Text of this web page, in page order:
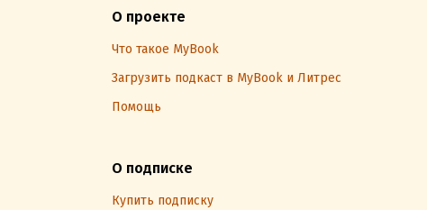
О проекте
Что такое MyBook
Загрузить подкаст в MyBook и Литрес
Помощь
О подписке
Купить подписку